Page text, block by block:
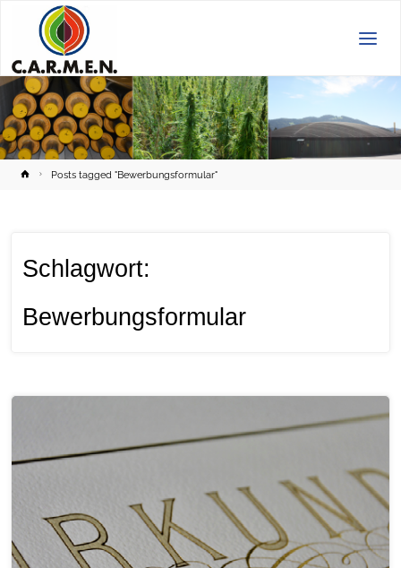
HomePosts tagged "Bewerbungsformular"
Schlagwort:
Bewerbungsformular